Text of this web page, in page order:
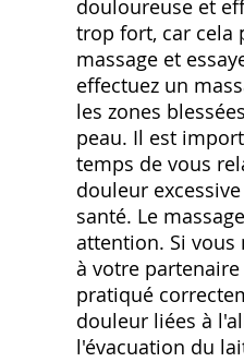
douloureuse et
trop fort, car cela
massage et
effectuez un
les zones
peau. Il est
temps de vous
douleur
santé. Le
attention. Si vous
à votre
pratiqué
douleur liées à
l'évacuation du